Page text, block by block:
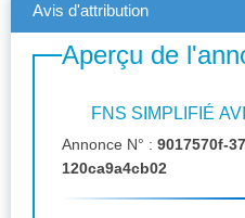
Avis d'attribution
Aperçu de
FNS SIMPLIFIÉ
Annonce N° : 9017570f-
120ca9a4cb02